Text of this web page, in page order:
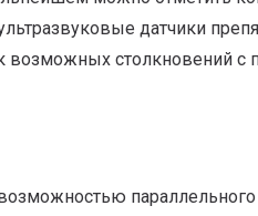
датчики
столкновений с